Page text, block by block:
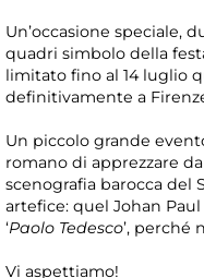
Un’occasione speciale,
quadri simbolo della
limitato fino al 14 luglio
definitivamente a
Un piccolo grande
romano di apprezzare
scenografia barocca del
artefice: quel Johan
‘Paolo Tedesco’, perché
Vi aspettiamo!